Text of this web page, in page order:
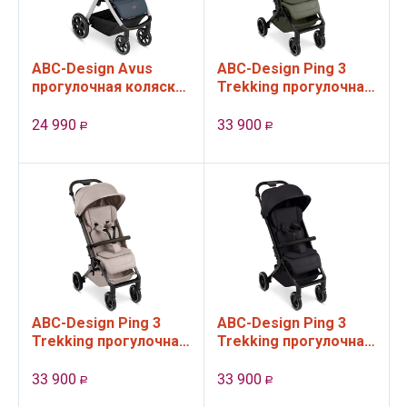
ABC-Design Avus
прогулочная коляска,
24 990 Р
ABC-Design Ping 3
Trekking прогулочная
Avocado
33 900 Р
ABC-Design Ping 3
Trekking прогулочная
33 900 Р
ABC-Design Ping 3
Trekking прогулочная
33 900 Р